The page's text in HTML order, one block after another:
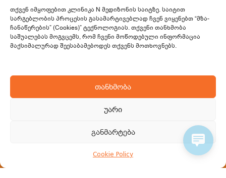
თქვენ იმყოფებით კლინიკა N მედიზონის საიტზე. საიტით
სარგებლობის პროცესის გასამარტივებლად ჩვენ ვიყენებთ“მზა-
ჩანაწერების” (Cookies)” ტექნოლოგიას. თქვენი თანხმობა
საშუალებას მოგვცემს, რომ ჩვენი მოწოდებული ინფორმაცია
მაქსიმალურად შეესაბამებოდეს თქვენს მოთხოვნებს.
თანხმობა
უარი
განმარტება
Cookie Policy
Საკონტაქტო Ინფორმაცია
info@nmedizone.ge
სულხან ცინცაძის (საბურთალოს) ქ. 49, 0160,
თბილისი, საქართველო